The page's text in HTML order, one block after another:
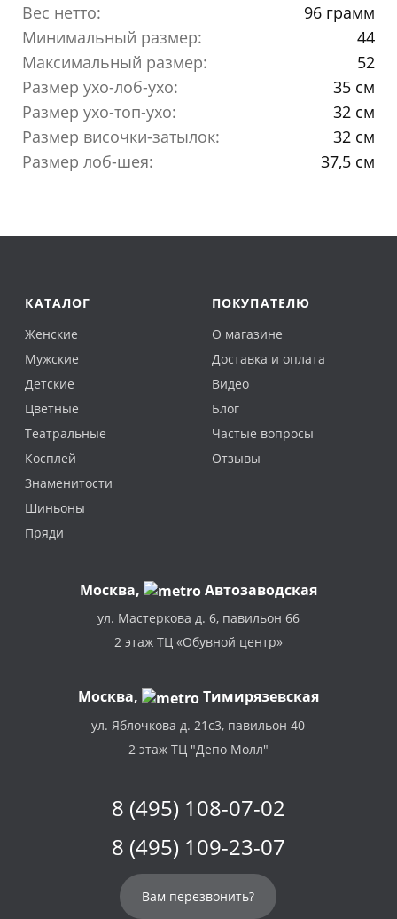
Вес нетто:
96 грамм
Минимальный размер:
44
Максимальный размер:
52
Размер ухо-лоб-ухо:
35 см
Размер ухо-топ-ухо:
32 см
Размер височки-затылок:
32 см
Размер лоб-шея:
37,5 см
КАТАЛОГ
Женские
Мужские
Детские
Цветные
Театральные
Косплей
Знаменитости
Шиньоны
Пряди
ПОКУПАТЕЛЮ
О магазине
Доставка и оплата
Видео
Блог
Частые вопросы
Отзывы
Москва, Автозаводская
ул. Мастеркова д. 6, павильон 66
2 этаж ТЦ «Обувной центр»
Москва, Тимирязевская
ул. Яблочкова д. 21с3, павильон 40
2 этаж ТЦ "Депо Молл"
8 (495) 108-07-02
8 (495) 109-23-07
Вам перезвонить?